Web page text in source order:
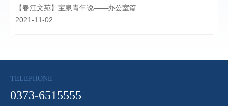
【春江文苑】宝泉青年说——办公室篇
2021-11-02
TELEPHONE
0373-6515555